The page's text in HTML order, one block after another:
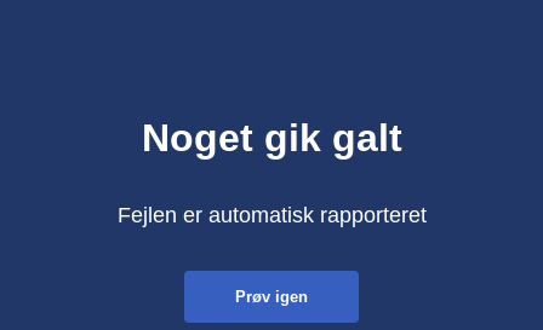
Noget gik galt
Fejlen er automatisk rapporteret
Prøv igen